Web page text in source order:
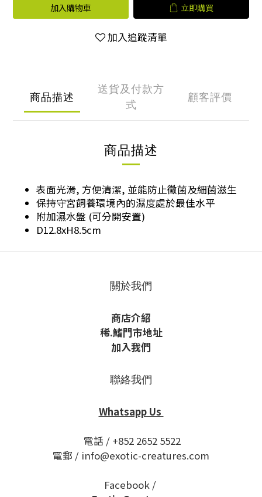
加入購物車 立即購買
加入追蹤清單
商品描述
送貨及付款方
式
顧客評價
商品描述
表面光滑, 方便清潔, 並能防止黴菌及細菌滋生
保持守宮飼養環境內的濕度處於最佳水平
附加濕水盤 (可分開安置)
D12.8xH8.5cm
關於我們
商店介紹
稀.鰭門市地址
加入我們
聯絡我們
Whatsapp Us
電話 / +852 2652 5522
電郵 / info@exotic-creatures.com
Facebook /